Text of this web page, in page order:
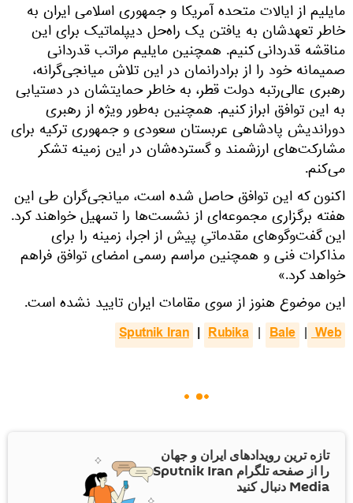
مایلیم از ایالات متحده آمریکا و جمهوری اسلامی ایران به
خاطر تعهدشان به یافتن یک راه‌حل دیپلماتیک برای این
مناقشه قدردانی کنیم. همچنین مایلیم مراتب قدردانی
صمیمانه خود را از برادرانمان در این تلاش میانجی‌گرانه،
رهبری عالی‌رتبه دولت قطر، به خاطر حمایتشان در دستیابی
به این توافق ابراز کنیم. همچنین به‌طور ویژه از رهبری
دوراندیش پادشاهی عربستان سعودی و جمهوری ترکیه برای
مشارکت‌های ارزشمند و گسترده‌شان در این زمینه تشکر
می‌کنم.
اکنون که این توافق حاصل شده است، میانجی‌گران طی این
هفته برگزاری مجموعه‌ای از نشست‌ها را تسهیل خواهند کرد.
این گفت‌وگوهای مقدماتیِ پیش از اجرا، زمینه را برای
مذاکرات فنی و همچنین مراسم رسمی امضای توافق فراهم
خواهد کرد.»
این موضوع هنوز از سوی مقامات ایران تایید نشده است.
Sputnik Iran | Rubika | Bale | Web
تازه ترین رویدادهای ایران و جهان
را از صفحه تلگرام Sputnik Iran
Media دنبال کنید